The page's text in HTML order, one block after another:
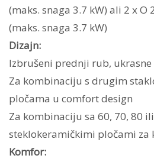
(maks. snaga 3.7 kW) ali 2 x O
(maks. snaga 3.7 kW)
Dizajn:
Izbrušeni prednji rub, ukrasne
Za kombinaciju s drugim
pločama u comfort design
Za kombinaciju sa 60, 70, 80
steklokeramičkimi pločami za
Komfor: